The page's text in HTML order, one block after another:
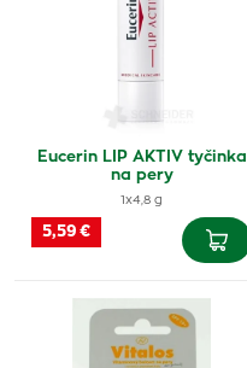
Eucerin LIP AKTIV tyčinka
na pery
1x4,8 g
5,59 €